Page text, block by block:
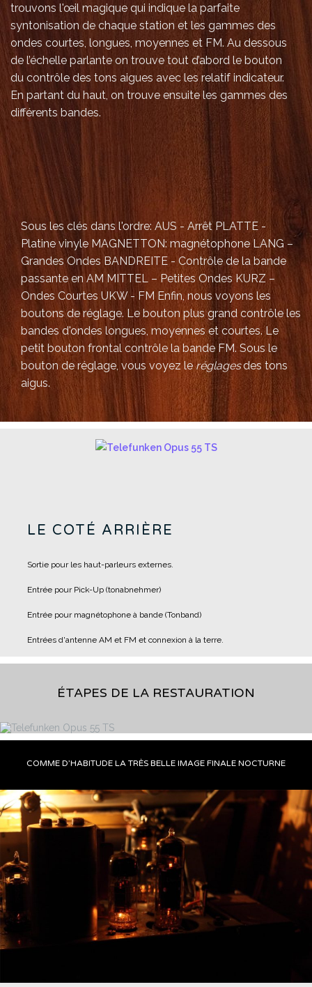
trouvons l'œil magique qui indique la parfaite
syntonisation de chaque station et les gammes des
ondes courtes, longues, moyennes et FM. Au dessous
de l’échelle parlante on trouve tout d’abord le bouton
du contrôle des tons aigues avec les relatif indicateur.
En partant du haut, on trouve ensuite les gammes des
différents bandes.
Sous les clés dans l'ordre: AUS - ArrêtPLATTE -
Platine vinyle MAGNETTON: magnétophoneLANG –
Grandes Ondes BANDREITE - Contrôle de la bande
passante en AM MITTEL – Petites Ondes KURZ –
Ondes Courtes UKW - FM Enfin, nous voyons les
boutons de réglage. Le bouton plus grand contrôle les
bandes d'ondes longues, moyennes et courtes. Le
petit bouton frontal contrôle la bande FM. Sous le
bouton de réglage, vous voyez leréglagesdestons
aigus.
LE COTÉ ARRIÈRE
Sortie pour les haut-parleurs externes.
Entrée pour Pick-Up (tonabnehmer)
Entrée pour magnétophone à bande (Tonband)
Entrées d'antenne AM et FM et connexion à la terre.
ÉTAPES DE LA RESTAURATION
COMME D’HABITUDE LA TRÈS BELLE IMAGE FINALE NOCTURNE